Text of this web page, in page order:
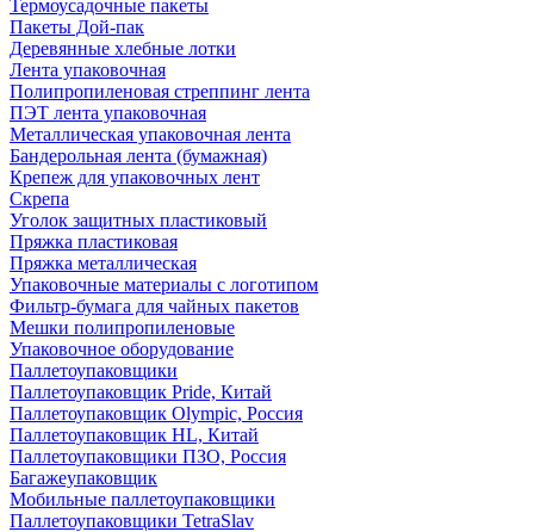
Термоусадочные пакеты
Пакеты Дой-пак
Деревянные хлебные лотки
Лента упаковочная
Полипропиленовая стреппинг лента
ПЭТ лента упаковочная
Металлическая упаковочная лента
Бандерольная лента (бумажная)
Крепеж для упаковочных лент
Скрепа
Уголок защитных пластиковый
Пряжка пластиковая
Пряжка металлическая
Упаковочные материалы с логотипом
Фильтр-бумага для чайных пакетов
Мешки полипропиленовые
Упаковочное оборудование
Паллетоупаковщики
Паллетоупаковщик Pride, Китай
Паллетоупаковщик Olympic, Россия
Паллетоупаковщик HL, Китай
Паллетоупаковщики ПЗО, Россия
Багажеупаковщик
Мобильные паллетоупаковщики
Паллетоупаковщики TetraSlav